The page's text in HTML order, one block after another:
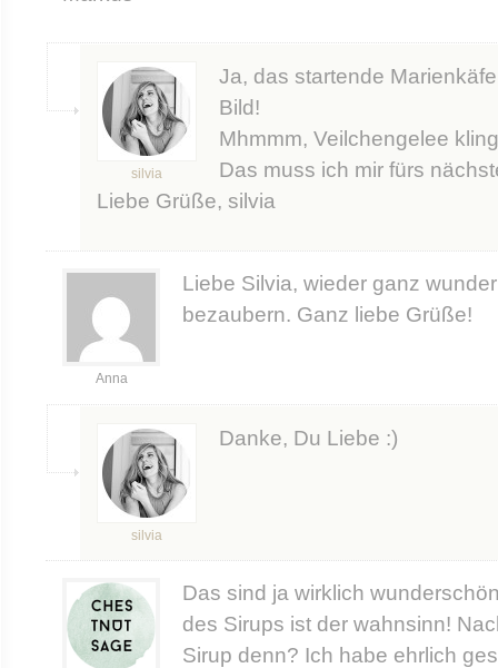
silvia
Ja, das startende
Bild!
Mhmmm, Veilchengelee
Das muss ich mir fürs
Liebe Grüße, silvia
Anna
Liebe Silvia, wieder ganz
bezaubern. Ganz liebe Grüße!
silvia
Danke, Du Liebe :)
Das sind ja wirklich
des Sirups ist der wahnsinn!
Sirup denn? Ich habe ehrlich